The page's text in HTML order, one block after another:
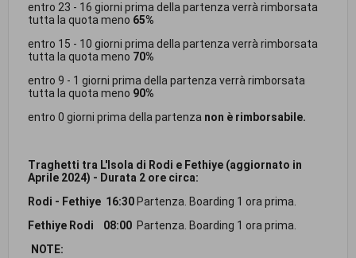
entro 23 - 16 giorni prima della partenza verrà rimborsata
tutta la quota meno 65%
entro 15 - 10 giorni prima della partenza verrà rimborsata
tutta la quota meno 70%
entro 9 - 1 giorni prima della partenza verrà rimborsata
tutta la quota meno 90%
entro 0 giorni prima della partenza non è rimborsabile.
Traghetti tra L'Isola di Rodi e Fethiye (aggiornato in
Aprile 2024) - Durata 2 ore circa:
Rodi - Fethiye 16:30 Partenza. Boarding 1 ora prima.
Fethiye Rodi
08:00 Partenza. Boarding 1 ora prima.
NOTE: